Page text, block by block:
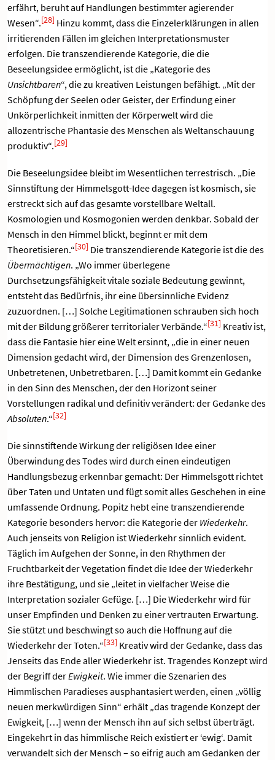
erfährt, beruht auf Handlungen bestimmter agierender
Wesen“.[28] Hinzu kommt, dass die Einzelerklärungen in allen
irritierenden Fällen im gleichen Interpretationsmuster
erfolgen. Die transzendierende Kategorie, die die
Beseelungsidee ermöglicht, ist die „Kategorie des
Unsichtbaren“, die zu kreativen Leistungen befähigt. „Mit der
Schöpfung der Seelen oder Geister, der Erfindung einer
Unkörperlichkeit inmitten der Körperwelt wird die
allozentrische Phantasie des Menschen als Weltanschauung
produktiv“.[29]
Die Beseelungsidee bleibt im Wesentlichen terrestrisch. „Die
Sinnstiftung der Himmelsgott-Idee dagegen ist kosmisch, sie
erstreckt sich auf das gesamte vorstellbare Weltall.
Kosmologien und Kosmogonien werden denkbar. Sobald der
Mensch in den Himmel blickt, beginnt er mit dem
Theoretisieren.“[30] Die transzendierende Kategorie ist die des
Übermächtigen. „Wo immer überlegene
Durchsetzungsfähigkeit vitale soziale Bedeutung gewinnt,
entsteht das Bedürfnis, ihr eine übersinnliche Evidenz
zuzuordnen. […] Solche Legitimationen schrauben sich hoch
mit der Bildung größerer territorialer Verbände.“[31] Kreativ ist,
dass die Fantasie hier eine Welt ersinnt, „die in einer neuen
Dimension gedacht wird, der Dimension des Grenzenlosen,
Unbetretenen, Unbetretbaren. […] Damit kommt ein Gedanke
in den Sinn des Menschen, der den Horizont seiner
Vorstellungen radikal und definitiv verändert: der Gedanke des
Absoluten.“[32]
Die sinnstiftende Wirkung der religiösen Idee einer
Überwindung des Todes wird durch einen eindeutigen
Handlungsbezug erkennbar gemacht: Der Himmelsgott richtet
über Taten und Untaten und fügt somit alles Geschehen in eine
umfassende Ordnung. Popitz hebt eine transzendierende
Kategorie besonders hervor: die Kategorie der Wiederkehr.
Auch jenseits von Religion ist Wiederkehr sinnlich evident.
Täglich im Aufgehen der Sonne, in den Rhythmen der
Fruchtbarkeit der Vegetation findet die Idee der Wiederkehr
ihre Bestätigung, und sie „leitet in vielfacher Weise die
Interpretation sozialer Gefüge. […] Die Wiederkehr wird für
unser Empfinden und Denken zu einer vertrauten Erwartung.
Sie stützt und beschwingt so auch die Hoffnung auf die
Wiederkehr der Toten.“[33] Kreativ wird der Gedanke, dass das
Jenseits das Ende aller Wiederkehr ist. Tragendes Konzept wird
der Begriff derEwigkeit. Wie immer die Szenarien des
Himmlischen Paradieses ausphantasiert werden, einen „völlig
neuen merkwürdigen Sinn“ erhält „das tragende Konzept der
Ewigkeit, […] wenn der Mensch ihn auf sich selbst überträgt.
Eingekehrt in das himmlische Reich existiert er ‘ewig‘. Damit
verwandelt sich der Mensch – so eifrig auch am Gedanken der